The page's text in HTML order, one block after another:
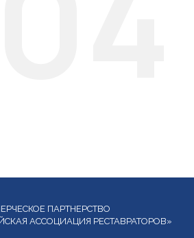
ПАРТНЕРСТВО
АССОЦИАЦИЯ РЕСТАВРАТОРОВ»